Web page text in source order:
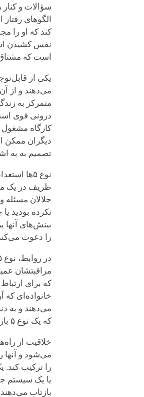
سؤالات و
کند که او را
است که
می‌دهند و از
متمرکز به
کارگاه مشغول
دیگران ممکن
تصمیم به به
نوع ۵ها
ظریف در یک
نکرده بودید
بینش‌های آنها
را دعوت
که برای
می‌دهند و به
که یک نوع ۵ باز می‌شود، نشانه اعتماد است — و ارزش انتظار کشیدن را دارد.
یا یک سیستم